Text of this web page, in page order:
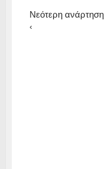
Νεότερη ανάρτηση
‹